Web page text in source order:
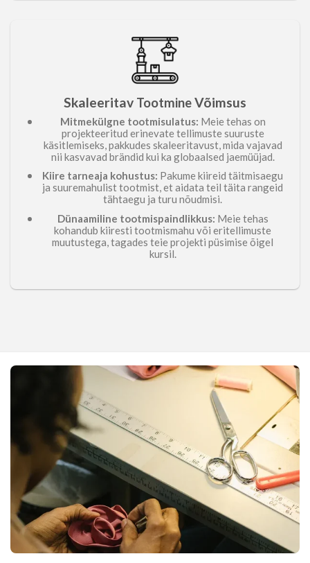
Skaleeritav TootmineVõimsus
Mitmekülgne tootmisulatus: Meie tehas on
projekteeritud erinevate tellimuste suuruste
käsitlemiseks, pakkudes skaleeritavust, mida vajavad
nii kasvavad brändid kui ka globaalsed jaemüüjad.
Kiire tarneaja kohustus: Pakume kiireid täitmisaegu
ja suuremahulist tootmist, et aidata teil täita rangeid
tähtaegu ja turu nõudmisi.
Dünaamiline tootmispaindlikkus: Meie tehas
kohandub kiiresti tootmismahu või eritellimuste
muutustega, tagades teie projekti püsimise õigel
kursil.